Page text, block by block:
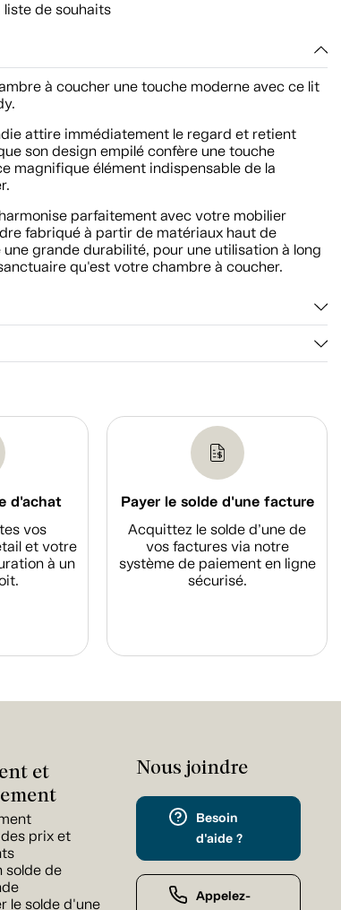
liste de souhaits
à coucher une touche moderne avec ce lit
attire immédiatement le regard et retient
son design empilé confère une touche
magnifique élément indispensable de la
parfaitement avec votre mobilier
fabriqué à partir de matériaux haut de
grande durabilité, pour une utilisation à long
qu'est votre chambre à coucher.
d'achat
vos
et votre
à un
Payer le solde d'une facture
Acquittez le solde d’une de
vos factures via notre
système de paiement en ligne
sécurisé.
et
prix et
solde de
le solde d'une
Nous joindre
Besoin
d'aide ?
Appelez-